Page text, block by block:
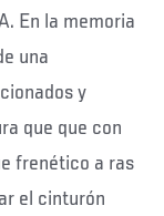
En la memoria
una
y
que que con
frenético a ras
el cinturón